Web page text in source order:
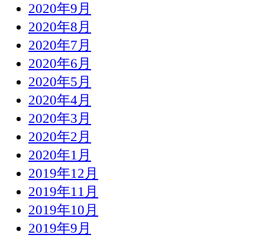
2020年9月
2020年8月
2020年7月
2020年6月
2020年5月
2020年4月
2020年3月
2020年2月
2020年1月
2019年12月
2019年11月
2019年10月
2019年9月